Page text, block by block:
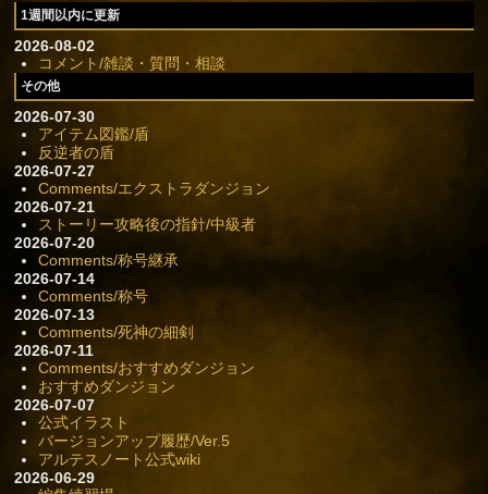
1週間以内に更新
2026-08-02
コメント/雑談・質問・相談
その他
2026-07-30
アイテム図鑑/盾
反逆者の盾
2026-07-27
Comments/エクストラダンジョン
2026-07-21
ストーリー攻略後の指針/中級者
2026-07-20
Comments/称号継承
2026-07-14
Comments/称号
2026-07-13
Comments/死神の細剣
2026-07-11
Comments/おすすめダンジョン
おすすめダンジョン
2026-07-07
公式イラスト
バージョンアップ履歴/Ver.5
アルテスノート公式wiki
2026-06-29